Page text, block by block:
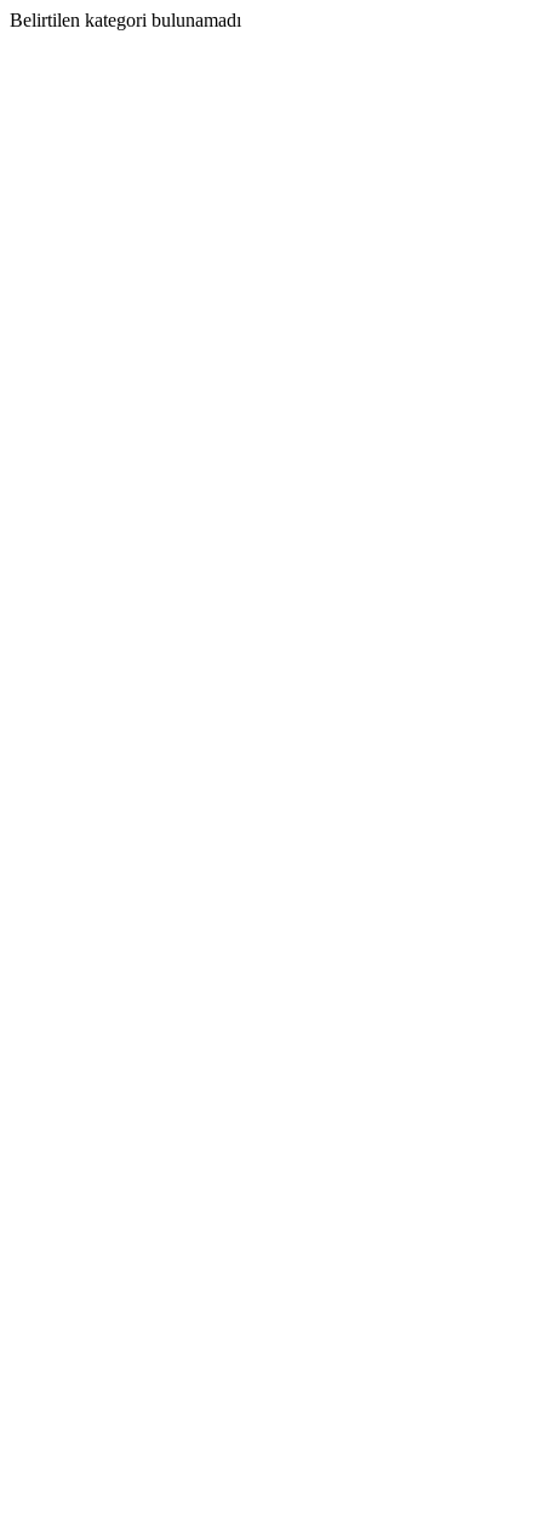
Belirtilen kategori bulunamadı